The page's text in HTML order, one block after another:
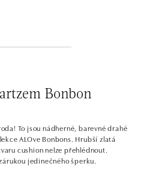
Bonbon
To jsou nádherné, barevné drahé
ALOve Bonbons. Hrubší zlatá
cushion nelze přehlédnout.
jedinečného šperku.